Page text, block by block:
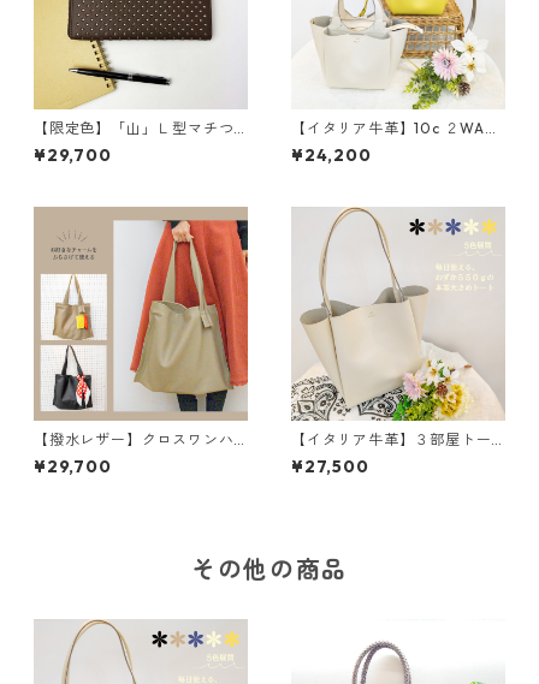
【限定色】「山」Ｌ型マチつ
き長財布<４色展開> 本革
レザーウォレット 革小物
¥29,700
【イタリア牛革】10c ２WAY
３部屋ショルダートートバッ
グ〈5色展開〉 イタリアンレ
¥24,200
【撥水レザー】クロスワンハ
ンドルバッグ＜2色展開＞ M
6041
¥29,700
【イタリア牛革】３部屋トー
トバッグ〈5色展開〉 イタリ
アンレザー 本革 カラフ
¥27,500
その他の商品